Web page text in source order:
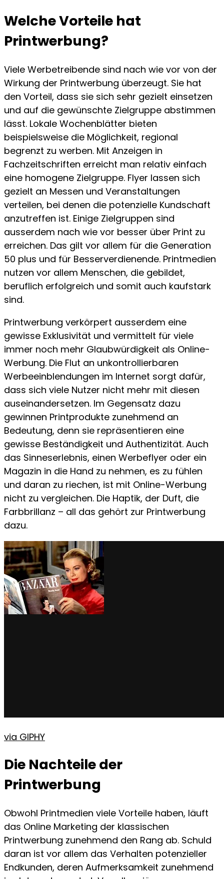
Welche Vorteile hat
Printwerbung?
Viele Werbetreibende sind nach wie vor von der
Wirkung der Printwerbung überzeugt. Sie hat
den Vorteil, dass sie sich sehr gezielt einsetzen
und auf die gewünschte Zielgruppe abstimmen
lässt. Lokale Wochenblätter bieten
beispielsweise die Möglichkeit, regional
begrenzt zu werben. Mit Anzeigen in
Fachzeitschriften erreicht man relativ einfach
eine homogene Zielgruppe. Flyer lassen sich
gezielt an Messen und Veranstaltungen
verteilen, bei denen die potenzielle Kundschaft
anzutreffen ist. Einige Zielgruppen sind
ausserdem nach wie vor besser über Print zu
erreichen. Das gilt vor allem für die Generation
50 plus und für Besserverdienende. Printmedien
nutzen vor allem Menschen, die gebildet,
beruflich erfolgreich und somit auch kaufstark
sind.
Printwerbung verkörpert ausserdem eine
gewisse Exklusivität und vermittelt für viele
immer noch mehr Glaubwürdigkeit als Online-
Werbung. Die Flut an unkontrollierbaren
Werbeeinblendungen im Internet sorgt dafür,
dass sich viele Nutzer nicht mehr mit diesen
auseinandersetzen. Im Gegensatz dazu
gewinnen Printprodukte zunehmend an
Bedeutung, denn sie repräsentieren eine
gewisse Beständigkeit und Authentizität. Auch
das Sinneserlebnis, einen Werbeflyer oder ein
Magazin in die Hand zu nehmen, es zu fühlen
und daran zu riechen, ist mit Online-Werbung
nicht zu vergleichen. Die Haptik, der Duft, die
Farbbrillanz – all das gehört zur Printwerbung
dazu.
via GIPHY
Die Nachteile der
Printwerbung
Obwohl Printmedien viele Vorteile haben, läuft
das Online Marketing der klassischen
Printwerbung zunehmend den Rang ab. Schuld
daran ist vor allem das Verhalten potenzieller
Endkunden, deren Aufmerksamkeit zunehmend